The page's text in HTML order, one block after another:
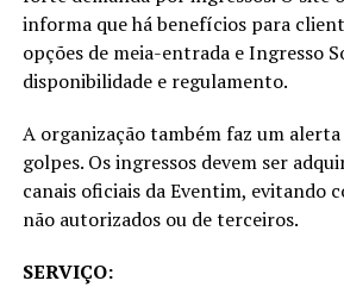
informa que há benefícios para
opções de meia-entrada e Ingresso
disponibilidade e regulamento.
A organização também faz um
golpes. Os ingressos devem ser
canais oficiais da Eventim, evitando
não autorizados ou de terceiros.
SERVIÇO: